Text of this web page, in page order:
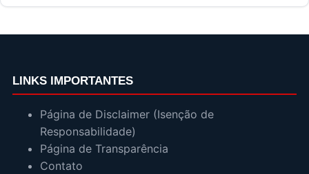
LINKS IMPORTANTES
Página de Disclaimer (Isenção de
Responsabilidade)
Página de Transparência
Contato